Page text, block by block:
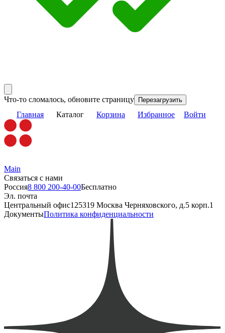
Что-то сломалось, обновите страницу Перезагрузить
Главная Каталог Корзина Избранное Войти
Main
Связаться с нами
Россия8 800 200-40-00Бесплатно
Эл. почта
Центральный офис125319 Москва Черняховского, д.5 корп.1
ДокументыПолитика конфиденциальности